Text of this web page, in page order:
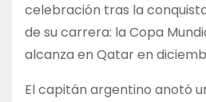
celebración tras la
de su carrera: la Copa
alcanza en Qatar en
El capitán argentino anotó